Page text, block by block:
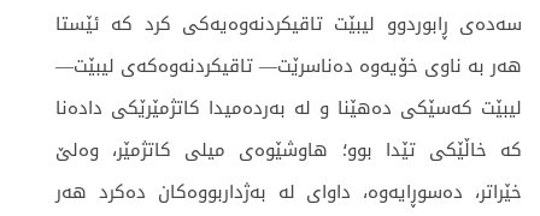
سەدەی ڕابوردوو لیبێت تاقیکردنەوەیەکی کرد کە ئێستا
هەر بە ناوی خۆیەوە دەناسرێت— تاقیکردنەوەکەی لیبێت—
لیبێت کەسێکی دەهێنا و لە بەردەمیدا کاتژمێرێکی دادەنا
کە خاڵێکی تێدا بوو؛ هاوشێوەی میلی کاتژمێر، وەلێ
خێراتر، دەسوڕایەوە، داوای لە بەژداربووەکان دەکرد هەر